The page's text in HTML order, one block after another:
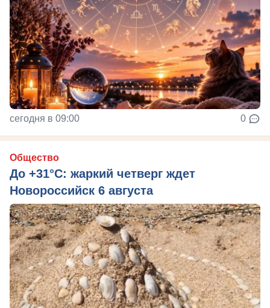
сегодня в 09:00 0
Общество
До +31°C: жаркий четверг ждет
Новороссийск 6 августа